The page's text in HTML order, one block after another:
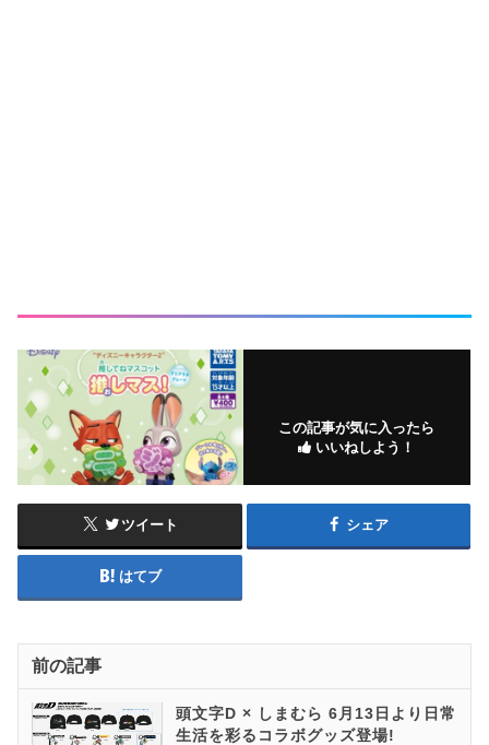
この記事が気に入ったら
いいねしよう！
ツイート シェア
はてブ
前の記事
頭文字D × しまむら 6月13日より日常
生活を彩るコラボグッズ登場!